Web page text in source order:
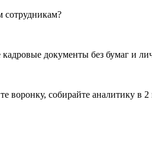
сотрудникам?
документы без бумаг и
воронку, собирайте аналитику в 2